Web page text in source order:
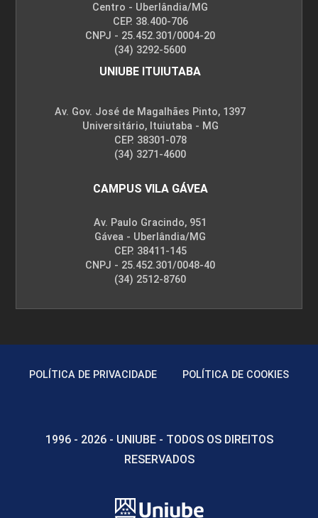
Centro - Uberlândia/MG
CEP. 38.400-706
CNPJ - 25.452.301/0004-20
(34) 3292-5600
UNIUBE ITUIUTABA
Av. Gov. José de Magalhães Pinto, 1397
Universitário, Ituiutaba - MG
CEP. 38301-078
(34) 3271-4600
CAMPUS VILA GÁVEA
Av. Paulo Gracindo, 951
Gávea - Uberlândia/MG
CEP. 38411-145
CNPJ - 25.452.301/0048-40
(34) 2512-8760
POLÍTICA DE PRIVACIDADE POLÍTICA DE COOKIES
1996 - 2026 - UNIUBE - TODOS OS DIREITOS
RESERVADOS